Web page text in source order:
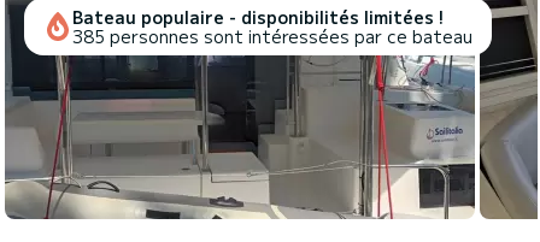
Bateau populaire - disponibilités limitées !
385 personnes sont intéressées par ce bateau